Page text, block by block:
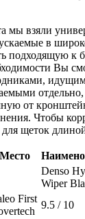
мы взяли
в
подходящую к
Вы
от
Чтобы
щеток
Место
Denso
Wiper
First
9.5 / 10